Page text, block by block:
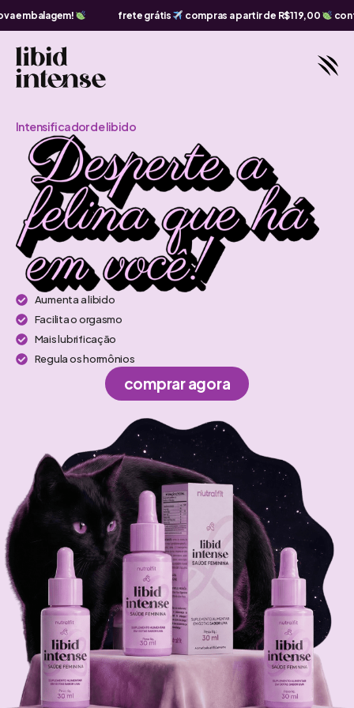
a nova embalagem! frete grátis compras a partir de R$119,00
Intensificador de libido
Aumenta a libido
Facilita o orgasmo
Mais lubrificação
Regula os hormônios
comprar agora